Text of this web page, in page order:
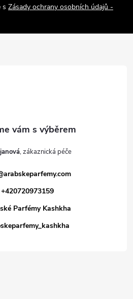
s Zásady ochrany osobních údajů -
arabskeparfemy.com
+420720973159
Parfémy Kashkha